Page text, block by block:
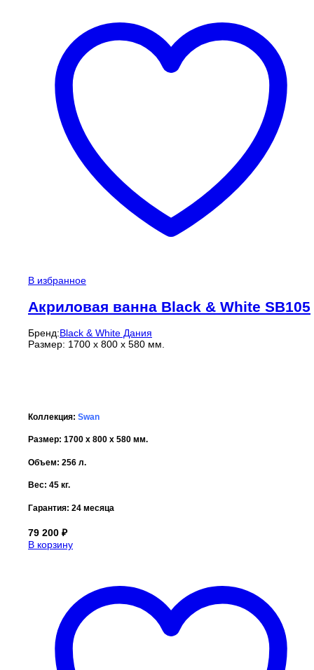
В избранное
Акриловая ванна Black & White SB105
Бренд:Black & White Дания
Размер: 1700 x 800 x 580 мм.
Коллекция: Swan
Размер: 1700 x 800 x 580 мм.
Объем: 256 л.
Вес: 45 кг.
Гарантия: 24 месяца
79 200 ₽
В корзину